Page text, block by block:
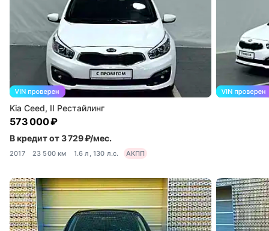
Kia Ceed, II Рестайлинг
573 000 ₽
В кредит от 3 729 ₽/мес.
2017 23 500 км 1.6 л, 130 л.с. АКПП